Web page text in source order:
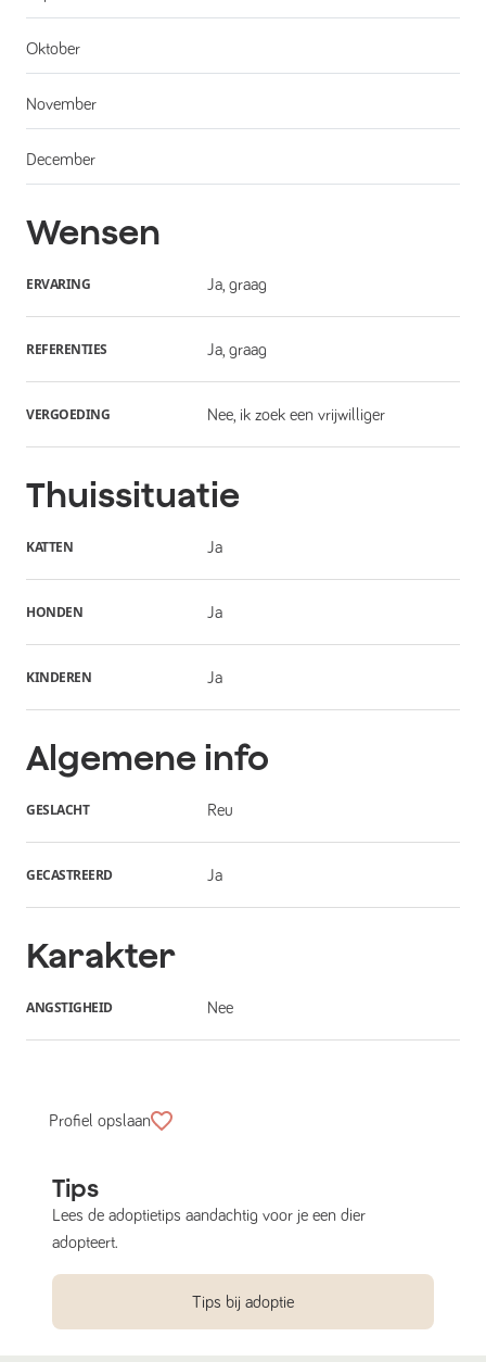
Oktober
November
December
Wensen
ERVARING Ja, graag
REFERENTIES Ja, graag
VERGOEDING Nee, ik zoek een vrijwilliger
Thuissituatie
KATTEN Ja
HONDEN Ja
KINDEREN Ja
Algemene info
GESLACHT Reu
GECASTREERD Ja
Karakter
ANGSTIGHEID Nee
Profiel opslaan
Tips
Lees de adoptietips aandachtig voor je een dier
adopteert.
Tips bij adoptie